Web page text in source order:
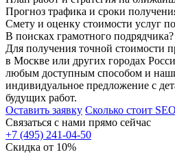
Прогноз трафика и сроки
Смету и оценку стоимости услуг
В поисках грамотного подрядчика?
Для получения точной стоимости
в Москве или других городах
любым доступным способом и
индивидуальное предложение с
будущих работ.
Оставить заявку Сколько стоит
Связаться с нами прямо сейчас
+7 (495) 241-04-50
Скидка от 10%